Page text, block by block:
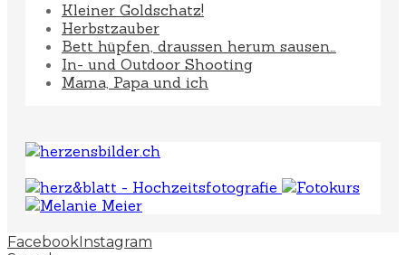
Kleiner Goldschatz!
Herbstzauber
Bett hüpfen, draussen herum sausen…
In- und Outdoor Shooting
Mama, Papa und ich
FacebookInstagram